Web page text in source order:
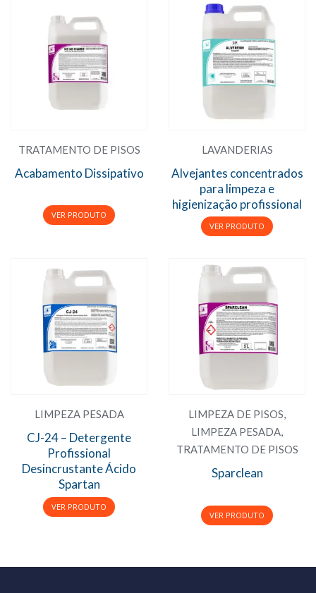
TRATAMENTO DE PISOS
Acabamento Dissipativo
LAVANDERIAS
Alvejantes concentrados
para limpeza e
higienização profissional
LIMPEZA PESADA
CJ-24 – Detergente
Profissional
Desincrustante Ácido
Spartan
LIMPEZA DE PISOS,
LIMPEZA PESADA,
TRATAMENTO DE PISOS
Sparclean